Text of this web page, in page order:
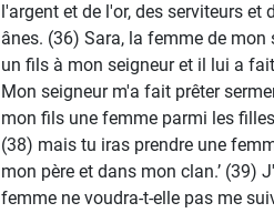
l'argent et de l'or, des serviteurs et
ânes. (36) Sara, la femme de
un fils à mon seigneur et il lui a
Mon seigneur m'a fait prêter
mon fils une femme parmi les
(38) mais tu iras prendre une
mon père et dans mon clan.’ (39)
femme ne voudra-t-elle pas me